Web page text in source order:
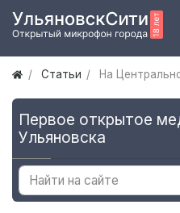
Статьи На
Первое открытое
Ульяновска